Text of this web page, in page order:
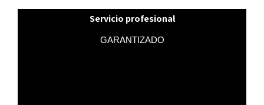
Servicio profesional
GARANTIZADO